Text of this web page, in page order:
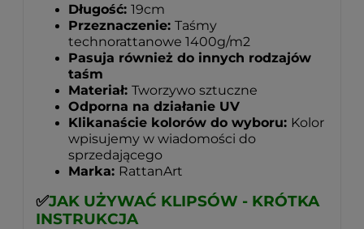
Długość: 19cm
Przeznaczenie: Taśmy
technorattanowe 1400g/m2
Pasuja również do innych rodzajów
taśm
Materiał: Tworzywo sztuczne
Odporna na działanie UV
Klikanaście kolorów do wyboru: Kolor
wpisujemy w wiadomości do
sprzedającego
Marka: RattanArt
✅JAK UŻYWAĆ KLIPSÓW - KRÓTKA
INSTRUKCJA